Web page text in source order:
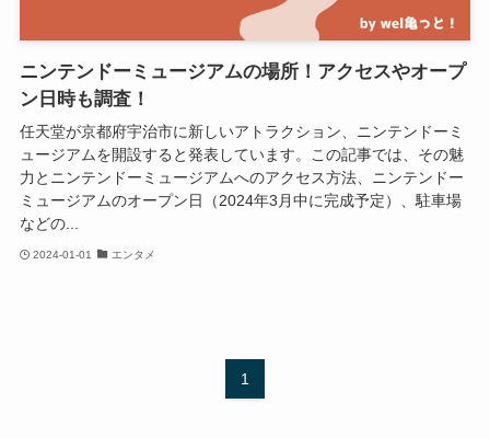
ニンテンドーミュージアムの場所！アクセスやオープ
ン日時も調査！
任天堂が京都府宇治市に新しいアトラクション、ニンテンドーミ
ュージアムを開設すると発表しています。この記事では、その魅
力とニンテンドーミュージアムへのアクセス方法、ニンテンドー
ミュージアムのオープン日（2024年3月中に完成予定）、駐車場
などの...
2024-01-01 エンタメ
1